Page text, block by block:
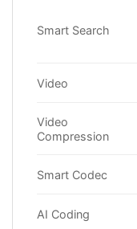
Smart Search
Video
Video
Compression
Smart Codec
AI Coding